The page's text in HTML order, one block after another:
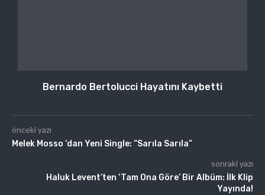
Bernardo Bertolucci Hayatını Kaybetti
önceki yazı
Melek Mosso ‘dan Yeni Single: “Sarıla Sarıla”
sonraki yazı
Haluk Levent’ten ‘Tam Ona Göre’ Bir Albüm: İlk Klip
Yayında!